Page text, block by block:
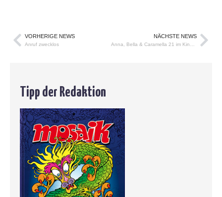
VORHERIGE NEWS
Anruf zwecklos
NÄCHSTE NEWS
Tipp der Redaktion